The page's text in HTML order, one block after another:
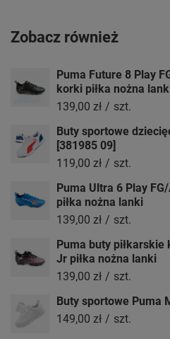
Zobacz również
Puma Future 8 Play
korki piłka nożna
139,00 zł / szt.
Buty sportowe
[381985 09]
119,00 zł / szt.
Puma Ultra 6 Play
piłka nożna lanki
139,00 zł / szt.
Puma buty piłkarskie
Jr piłka nożna lanki
139,00 zł / szt.
Buty sportowe Puma
149,00 zł / szt.